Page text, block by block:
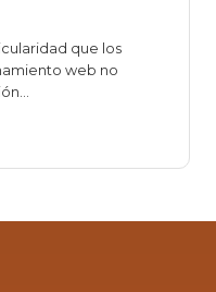
que los
web no